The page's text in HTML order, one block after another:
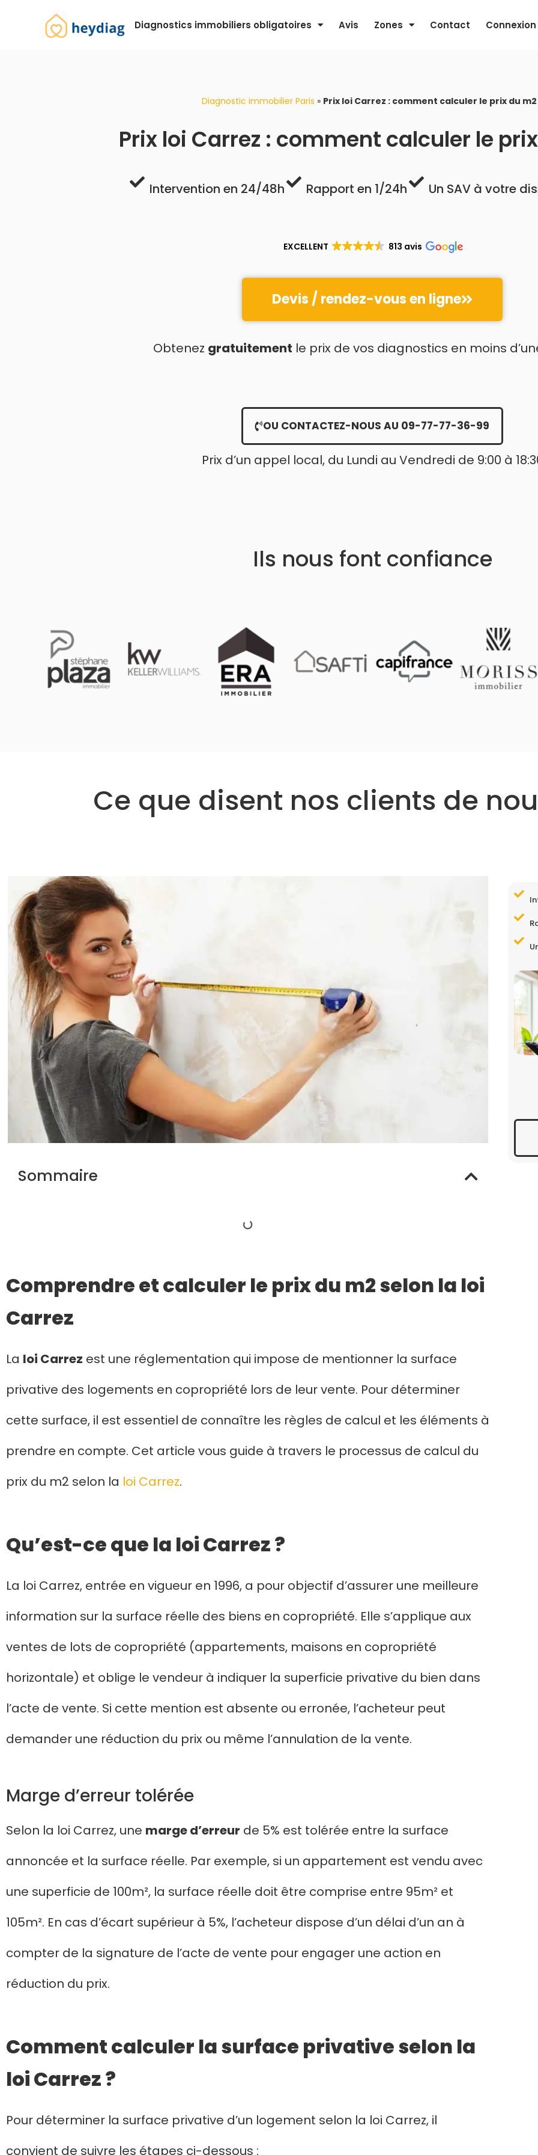
Diagnostics immobiliers obligatoires Avis Zones Contact Connexion
Diagnostic immobilier Paris » Prix loi Carrez : comment calculer le prix du m2
Prix loi Carrez : comment calculer le
Intervention en 24/48h Rapport en 1/24h Un SAV à votre
EXCELLENT 813 avis
Devis / rendez-vous en ligne
Obtenez gratuitement le prix de vos diagnostics en moins
OU CONTACTEZ-NOUS AU 09-77-77-36-99
Prix d’un appel local, du Lundi au Vendredi de 9:00 à
Ils nous font confiance
Ce que disent nos clients de
Sommaire
Comprendre et calculer le prix du m2 selon la loi
Carrez
La loi Carrez est une réglementation qui impose de mentionner la surface
privative des logements en copropriété lors de leur vente. Pour déterminer
cette surface, il est essentiel de connaître les règles de calcul et les éléments à
prendre en compte. Cet article vous guide à travers le processus de calcul du
prix du m2 selon la loi Carrez.
Qu’est-ce que la loi Carrez ?
La loi Carrez, entrée en vigueur en 1996, a pour objectif d’assurer une meilleure
information sur la surface réelle des biens en copropriété. Elle s’applique aux
ventes de lots de copropriété (appartements, maisons en copropriété
horizontale) et oblige le vendeur à indiquer la superficie privative du bien dans
l’acte de vente. Si cette mention est absente ou erronée, l’acheteur peut
demander une réduction du prix ou même l’annulation de la vente.
Marge d’erreur tolérée
Selon la loi Carrez, une marge d’erreur de 5% est tolérée entre la surface
annoncée et la surface réelle. Par exemple, si un appartement est vendu avec
une superficie de 100m², la surface réelle doit être comprise entre 95m² et
105m². En cas d’écart supérieur à 5%, l’acheteur dispose d’un délai d’un an à
compter de la signature de l’acte de vente pour engager une action en
réduction du prix.
Comment calculer la surface privative selon la
loi Carrez ?
Pour déterminer la surface privative d’un logement selon la loi Carrez, il
convient de suivre les étapes ci-dessous :